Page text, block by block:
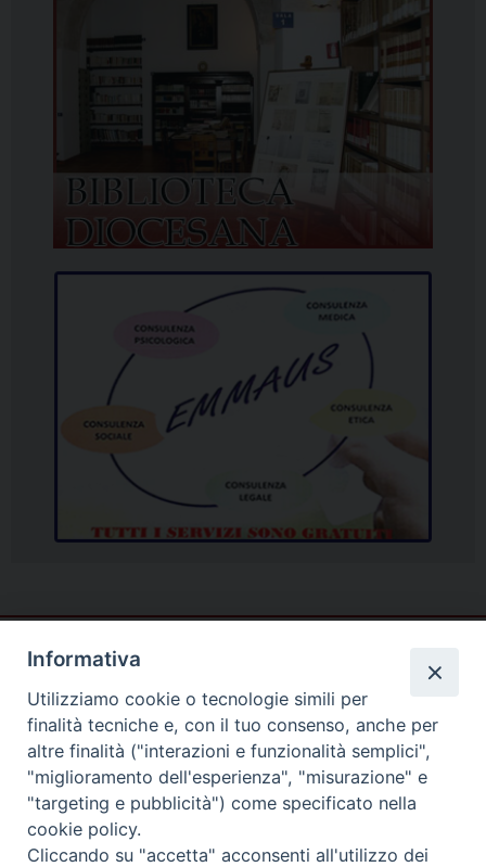
Informativa
Utilizziamo cookie o tecnologie simili per
finalità tecniche e, con il tuo consenso, anche per
altre finalità ("interazioni e funzionalità semplici",
"miglioramento dell'esperienza", "misurazione" e
"targeting e pubblicità") come specificato nella
cookie policy.
Cliccando su "accetta" acconsenti all'utilizzo dei